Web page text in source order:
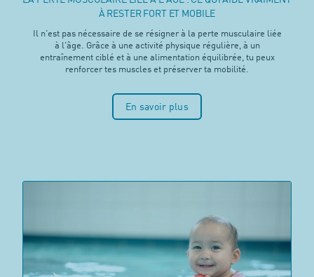
À RESTER FORT ET MOBILE
Il n'est pas nécessaire de se résigner à la perte musculaire liée
à l'âge. Grâce à une activité physique régulière, à un
entraînement ciblé et à une alimentation équilibrée, tu peux
renforcer tes muscles et préserver ta mobilité.
En savoir plus